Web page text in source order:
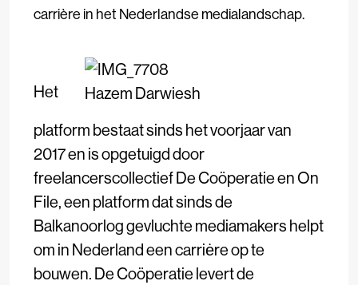
carrière in het Nederlandse medialandschap.
Hazem Darwiesh
Het
platform bestaat sinds het voorjaar van
2017 en is opgetuigd door
freelancerscollectief De Coöperatie en On
File, een platform dat sinds de
Balkanoorlog gevluchte mediamakers helpt
om in Nederland een carriėre op te
bouwen. De Coöperatie levert de